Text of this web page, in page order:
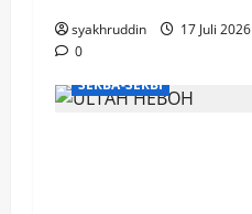
syakhruddin
17 Juli 2026
0
SERBA-SERBI